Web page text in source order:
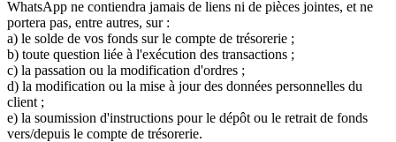
WhatsApp ne contiendra jamais de liens ni de pièces jointes, et ne
portera pas, entre autres, sur :
a) le solde de vos fonds sur le compte de trésorerie ;
b) toute question liée à l'exécution des transactions ;
c) la passation ou la modification d'ordres ;
d) la modification ou la mise à jour des données personnelles du
client ;
e) la soumission d'instructions pour le dépôt ou le retrait de fonds
vers/depuis le compte de trésorerie.